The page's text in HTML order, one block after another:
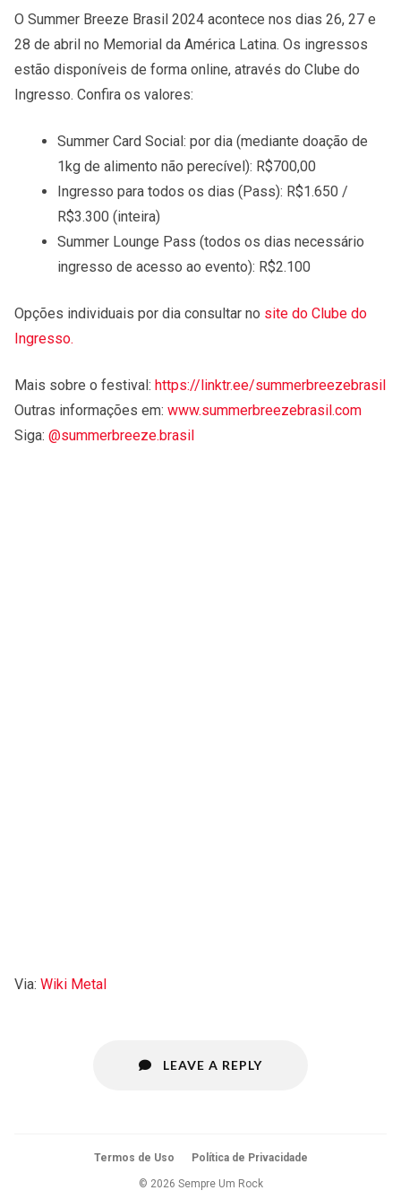
O Summer Breeze Brasil 2024 acontece nos dias 26, 27 e
28 de abril no Memorial da América Latina. Os ingressos
estão disponíveis de forma online, através do Clube do
Ingresso. Confira os valores:
Summer Card Social: por dia (mediante doação de
1kg de alimento não perecível): R$700,00
Ingresso para todos os dias (Pass): R$1.650 /
R$3.300 (inteira)
Summer Lounge Pass (todos os dias necessário
ingresso de acesso ao evento): R$2.100
Opções individuais por dia consultar no site do Clube do
Ingresso.
Mais sobre o festival: https://linktr.ee/summerbreezebrasil
Outras informações em: www.summerbreezebrasil.com
Siga: @summerbreeze.brasil
Via: Wiki Metal
LEAVE A REPLY
Termos de Uso Política de Privacidade
© 2026 Sempre Um Rock